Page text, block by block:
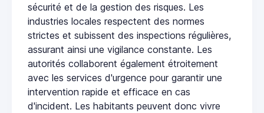
sécurité et de la gestion des risques. Les
industries locales respectent des normes
strictes et subissent des inspections régulières,
assurant ainsi une vigilance constante. Les
autorités collaborent également étroitement
avec les services d'urgence pour garantir une
intervention rapide et efficace en cas
d'incident. Les habitants peuvent donc vivre